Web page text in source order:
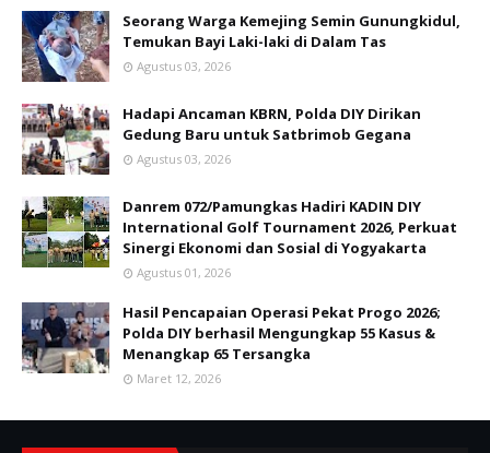
Seorang Warga Kemejing Semin Gunungkidul,
Temukan Bayi Laki-laki di Dalam Tas
Agustus 03, 2026
Hadapi Ancaman KBRN, Polda DIY Dirikan
Gedung Baru untuk Satbrimob Gegana
Agustus 03, 2026
Danrem 072/Pamungkas Hadiri KADIN DIY
International Golf Tournament 2026, Perkuat
Sinergi Ekonomi dan Sosial di Yogyakarta
Agustus 01, 2026
Hasil Pencapaian Operasi Pekat Progo 2026;
Polda DIY berhasil Mengungkap 55 Kasus &
Menangkap 65 Tersangka
Maret 12, 2026